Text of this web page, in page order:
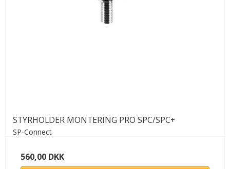
STYRHOLDER MONTERING PRO SPC/SPC+
SP-Connect
560,00 DKK